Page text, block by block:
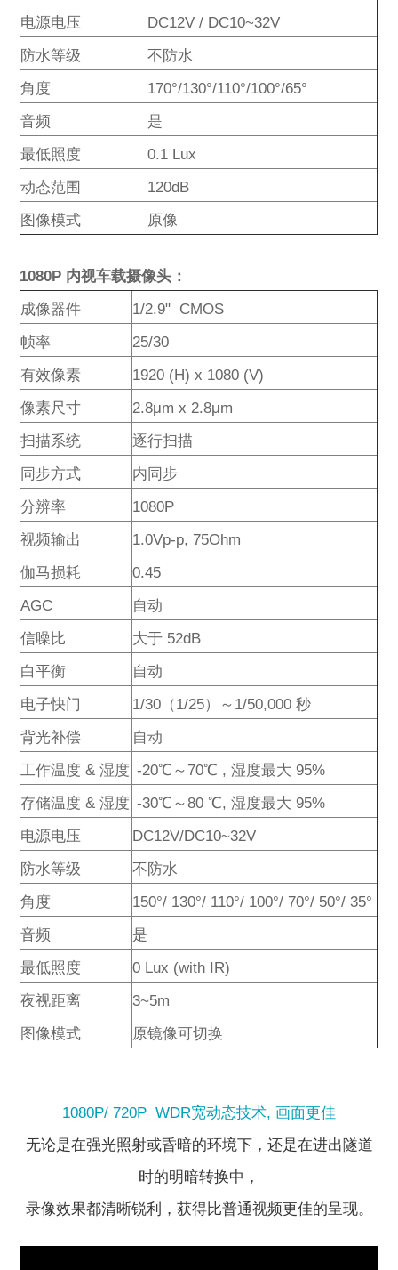
电源电压
DC12V / DC10~32V
防水等级
不防水
角度
170°/130°/110°/100°/65°
音频
是
最低照度
0.1 Lux
动态范围
120dB
图像模式
原像
1080P 内视车载摄像头：
成像器件
1/2.9" CMOS
帧率
25/30
有效像素
1920 (H) x 1080 (V)
像素尺寸
2.8μm x 2.8μm
扫描系统
逐行扫描
同步方式
内同步
分辨率
1080P
视频输出
1.0Vp-p, 75Ohm
伽马损耗
0.45
AGC
自动
信噪比
大于 52dB
白平衡
自动
电子快门
1/30（1/25）～1/50,000 秒
背光补偿
自动
工作温度 & 湿度 -20℃～70℃ , 湿度最大 95%
存储温度 & 湿度 -30℃～80 ℃, 湿度最大 95%
电源电压
DC12V/DC10~32V
防水等级
不防水
角度
150°/ 130°/ 110°/ 100°/ 70°/ 50°/ 35°
音频
是
最低照度
0 Lux (with IR)
夜视距离
3~5m
图像模式
原镜像可切换
1080P/ 720P WDR宽动态技术, 画面更佳
无论是在强光照射或昏暗的环境下，还是在进出隧道
时的明暗转换中，
录像效果都清晰锐利，获得比普通视频更佳的呈现。